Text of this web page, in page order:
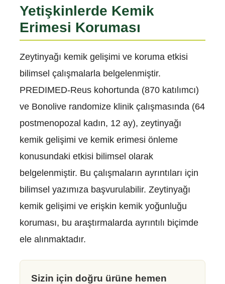
Yetişkinlerde Kemik
Erimesi Koruması
Zeytinyağı kemik gelişimi ve koruma etkisi
bilimsel çalışmalarla belgelenmiştir.
PREDIMED-Reus kohortunda (870 katılımcı)
ve Bonolive randomize klinik çalışmasında (64
postmenopozal kadın, 12 ay), zeytinyağı
kemik gelişimi ve kemik erimesi önleme
konusundaki etkisi bilimsel olarak
belgelenmiştir. Bu çalışmaların ayrıntıları için
bilimsel yazımıza başvurulabilir. Zeytinyağı
kemik gelişimi ve erişkin kemik yoğunluğu
koruması, bu araştırmalarda ayrıntılı biçimde
ele alınmaktadır.
Sizin için doğru ürüne hemen